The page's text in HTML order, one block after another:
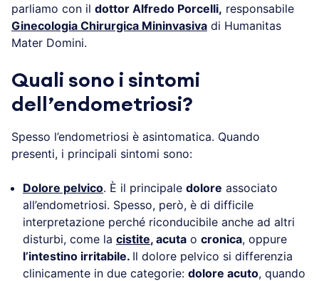
parliamo con il dottor Alfredo Porcelli, responsabile
Ginecologia Chirurgica Mininvasiva di Humanitas
Mater Domini.
Quali sono i sintomi
dell’endometriosi?
Spesso l’endometriosi è asintomatica. Quando
presenti, i principali sintomi sono:
Dolore pelvico. È il principale dolore associato
all’endometriosi. Spesso, però, è di difficile
interpretazione perché riconducibile anche ad altri
disturbi, come la cistite, acuta o cronica, oppure
l’intestino irritabile. Il dolore pelvico si differenzia
clinicamente in due categorie: dolore acuto, quando